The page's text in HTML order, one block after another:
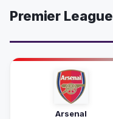
Premier League
Arsenal